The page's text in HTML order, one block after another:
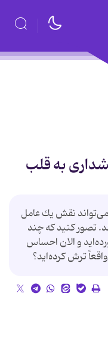
به قلب
نقش یك عامل
تصور کنید که چند
و الان احساس
ترش کرده‌اید؟